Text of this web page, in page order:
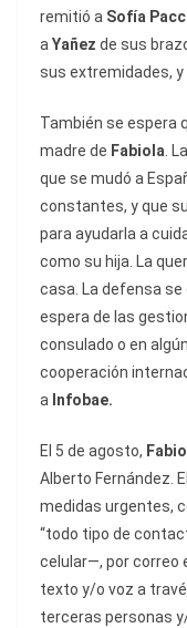
remitió a Sofía
aYañez de sus
sus extremidades,
También se espera
madre de Fabiola.
que se mudó a
constantes, y que
para ayudarla a
como su hija. La
casa. La defensa
espera de las
consulado o en
cooperación
a Infobae.
El 5 de agosto,
Alberto Fernández.
medidas urgentes,
“todo tipo de
celular—, por correo
texto y/o voz a
terceras personas